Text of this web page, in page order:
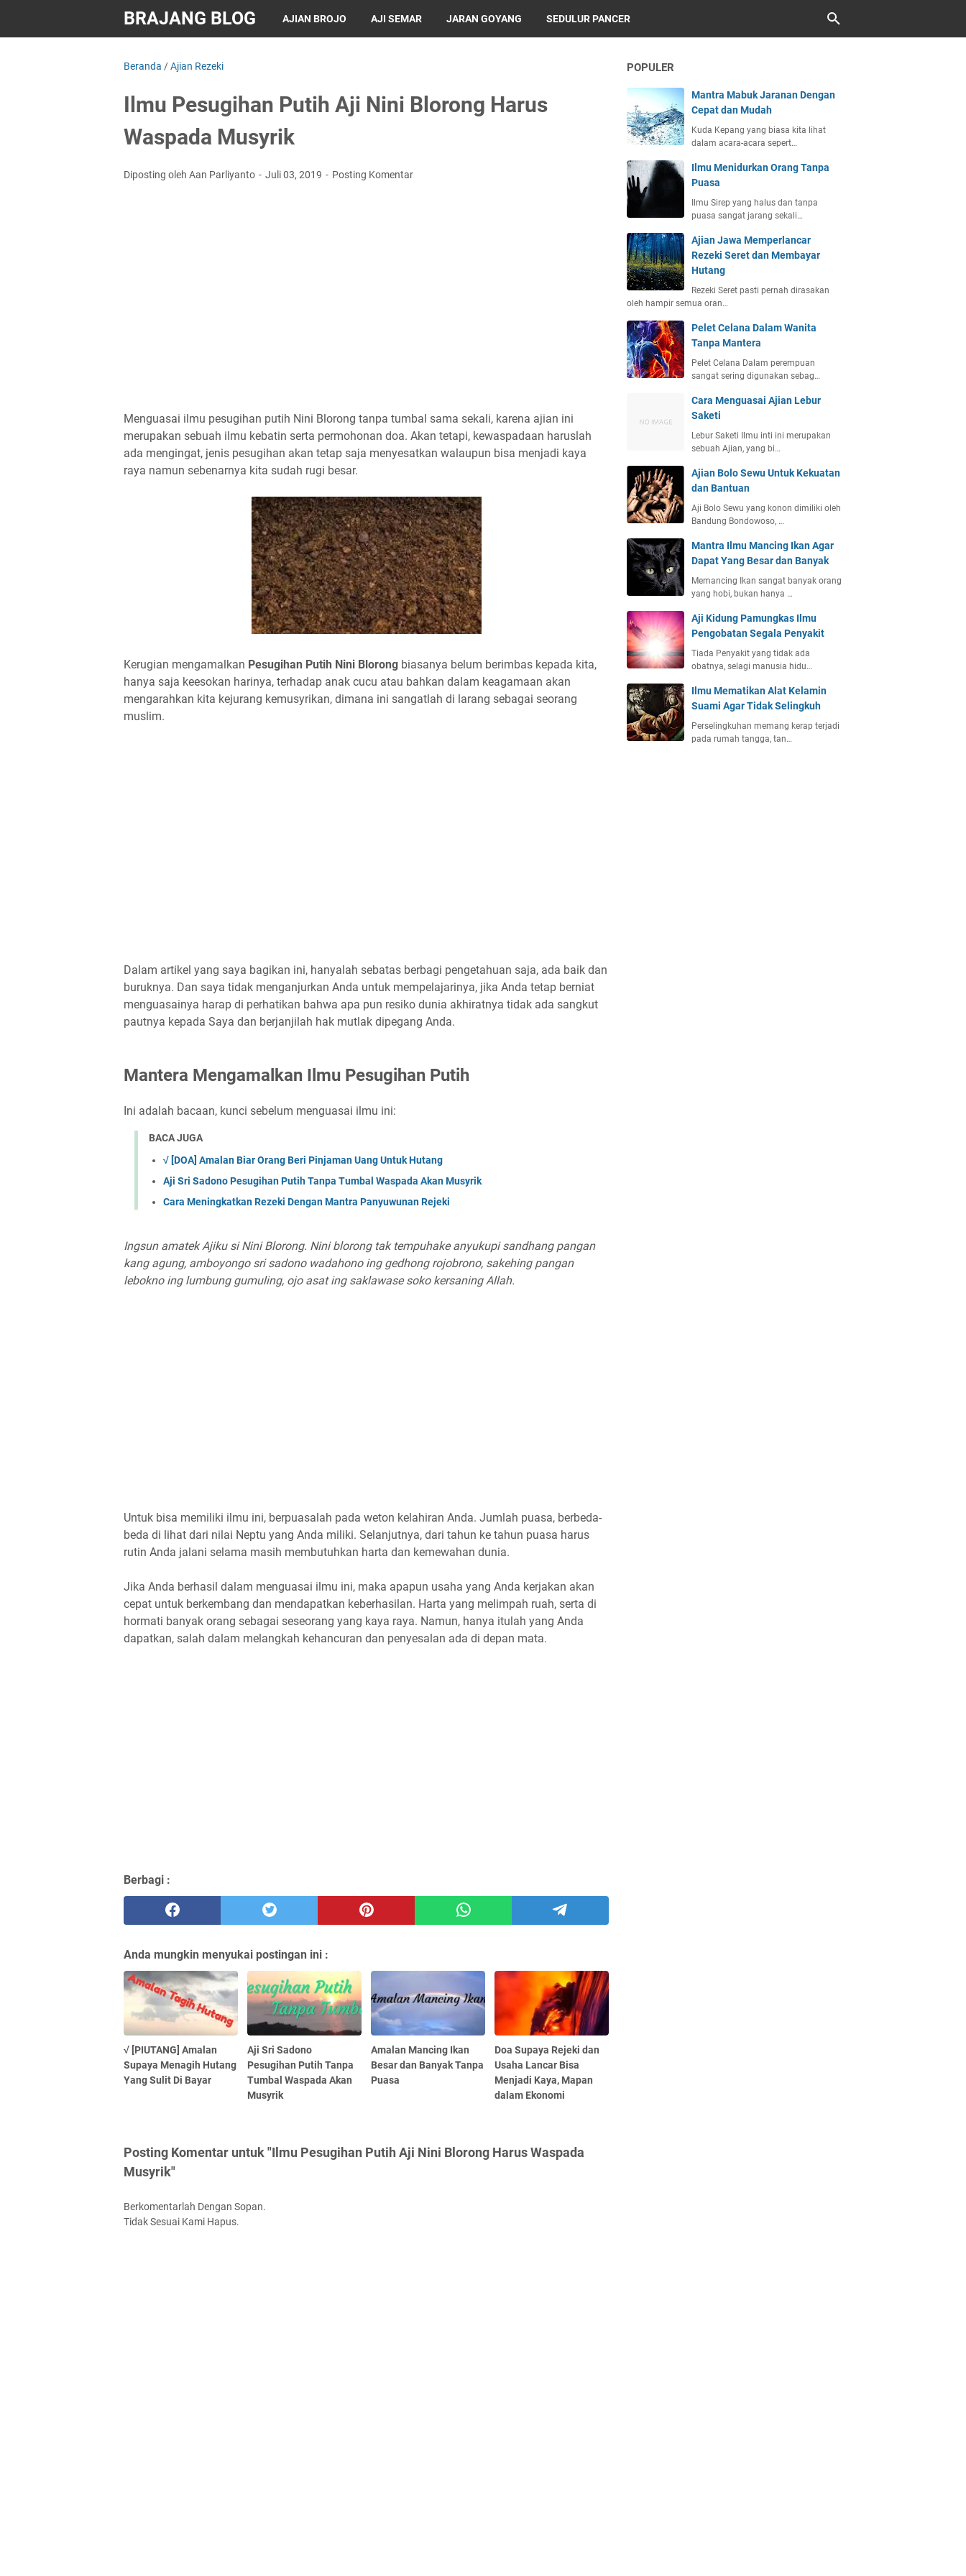
BRAJANG BLOG AJIAN BROJO AJI SEMAR JARAN GOYANG SEDULUR PANCER
Beranda /Ajian Rezeki
Ilmu Pesugihan Putih Aji Nini Blorong Harus
Waspada Musyrik
Diposting oleh Aan Parliyanto Juli 03, 2019 Posting Komentar
Menguasai ilmu pesugihan putih Nini Blorong tanpa tumbal sama sekali, karena ajian ini
merupakan sebuah ilmu kebatin serta permohonan doa. Akan tetapi, kewaspadaan haruslah
ada mengingat, jenis pesugihan akan tetap saja menyesatkan walaupun bisa menjadi kaya
raya namun sebenarnya kita sudah rugi besar.
Kerugian mengamalkan Pesugihan Putih Nini Blorong biasanya belum berimbas kepada kita,
hanya saja keesokan harinya, terhadap anak cucu atau bahkan dalam keagamaan akan
mengarahkan kita kejurang kemusyrikan, dimana ini sangatlah di larang sebagai seorang
muslim.
Dalam artikel yang saya bagikan ini, hanyalah sebatas berbagi pengetahuan saja, ada baik dan
buruknya. Dan saya tidak menganjurkan Anda untuk mempelajarinya, jika Anda tetap berniat
menguasainya harap di perhatikan bahwa apa pun resiko dunia akhiratnya tidak ada sangkut
pautnya kepada Saya dan berjanjilah hak mutlak dipegang Anda.
Mantera Mengamalkan Ilmu Pesugihan Putih
Ini adalah bacaan, kunci sebelum menguasai ilmu ini:
BACA JUGA
√ [DOA] Amalan Biar Orang Beri Pinjaman Uang Untuk Hutang
Aji Sri Sadono Pesugihan Putih Tanpa Tumbal Waspada Akan Musyrik
Cara Meningkatkan Rezeki Dengan Mantra Panyuwunan Rejeki
Ingsun amatek Ajiku si Nini Blorong. Nini blorong tak tempuhake anyukupi sandhang pangan
kang agung, amboyongo sri sadono wadahono ing gedhong rojobrono, sakehing pangan
lebokno ing lumbung gumuling, ojo asat ing saklawase soko kersaning Allah.
Untuk bisa memiliki ilmu ini, berpuasalah pada weton kelahiran Anda. Jumlah puasa, berbeda-
beda di lihat dari nilai Neptu yang Anda miliki. Selanjutnya, dari tahun ke tahun puasa harus
rutin Anda jalani selama masih membutuhkan harta dan kemewahan dunia.
Jika Anda berhasil dalam menguasai ilmu ini, maka apapun usaha yang Anda kerjakan akan
cepat untuk berkembang dan mendapatkan keberhasilan. Harta yang melimpah ruah, serta di
hormati banyak orang sebagai seseorang yang kaya raya. Namun, hanya itulah yang Anda
dapatkan, salah dalam melangkah kehancuran dan penyesalan ada di depan mata.
Berbagi :
Anda mungkin menyukai postingan ini :
√ [PIUTANG] Amalan
Supaya Menagih Hutang
Yang Sulit Di Bayar
Aji Sri Sadono
Pesugihan Putih Tanpa
Tumbal Waspada Akan
Musyrik
Amalan Mancing Ikan
Besar dan Banyak Tanpa
Puasa
Doa Supaya Rejeki dan
Usaha Lancar Bisa
Menjadi Kaya, Mapan
dalam Ekonomi
Posting Komentar untuk "Ilmu Pesugihan Putih Aji Nini Blorong Harus Waspada
Musyrik"
Berkomentarlah Dengan Sopan.
Tidak Sesuai Kami Hapus.
POPULER
Mantra Mabuk Jaranan Dengan
Cepat dan Mudah
Kuda Kepang yang biasa kita lihat
dalam acara-acara sepert…
Ilmu Menidurkan Orang Tanpa
Puasa
Ilmu Sirep yang halus dan tanpa
puasa sangat jarang sekali…
Ajian Jawa Memperlancar
Rezeki Seret dan Membayar
Hutang
Rezeki Seret pasti pernah dirasakan
oleh hampir semua oran…
Pelet Celana Dalam Wanita
Tanpa Mantera
Pelet Celana Dalam perempuan
sangat sering digunakan sebag…
Cara Menguasai Ajian Lebur
Saketi
Lebur Saketi Ilmu inti ini merupakan
sebuah Ajian, yang bi…
Ajian Bolo Sewu Untuk Kekuatan
dan Bantuan
Aji Bolo Sewu yang konon dimiliki oleh
Bandung Bondowoso, …
Mantra Ilmu Mancing Ikan Agar
Dapat Yang Besar dan Banyak
Memancing Ikan sangat banyak orang
yang hobi, bukan hanya …
Aji Kidung Pamungkas Ilmu
Pengobatan Segala Penyakit
Tiada Penyakit yang tidak ada
obatnya, selagi manusia hidu…
Ilmu Mematikan Alat Kelamin
Suami Agar Tidak Selingkuh
Perselingkuhan memang kerap terjadi
pada rumah tangga, tan…